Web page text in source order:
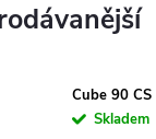
Cube 90
Skladem